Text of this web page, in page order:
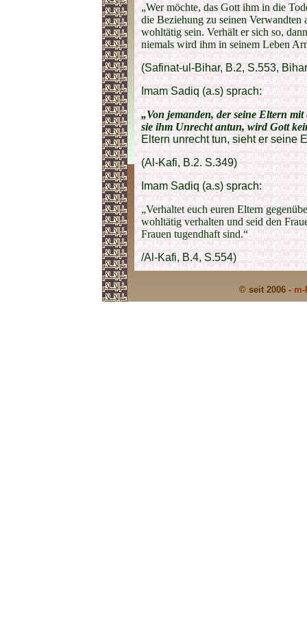
„Wer möchte, das Gott ihm in die
die Beziehung zu seinen Verwandten
wohltätig sein. Verhält er sich so,
niemals wird ihm in seinem Leben
(Safinat-ul-Bihar, B.2, S.553,
Imam Sadiq (a.s) sprach:
„Von jemanden, der seine Eltern
sie ihm Unrecht antun, wird Gott
Eltern unrecht tun, sieht er seine
(Al-Kafi, B.2. S.349)
Imam Sadiq (a.s) sprach:
„Verhaltet euch euren Eltern
wohltätig verhalten und seid den
Frauen tugendhaft sind.“
/Al-Kafi, B.4, S.554)
© seit 2006 -